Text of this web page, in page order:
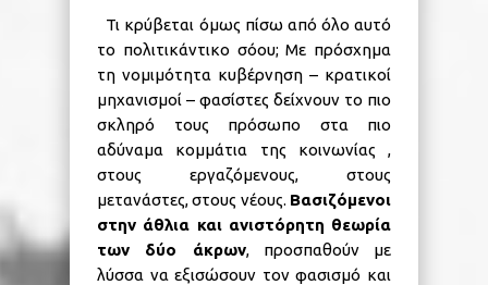
Τι κρύβεται όμως πίσω από όλο αυτό
το πολιτικάντικο σόου; Με πρόσχημα
τη νομιμότητα κυβέρνηση – κρατικοί
μηχανισμοί – φασίστες δείχνουν το πιο
σκληρό τους πρόσωπο στα πιο
αδύναμα κομμάτια της κοινωνίας ,
στους εργαζόμενους, στους
μετανάστες, στους νέους. Βασιζόμενοι
στην άθλια και ανιστόρητη θεωρία
των δύο άκρων, προσπαθούν με
λύσσα να εξισώσουν τον φασισμό και